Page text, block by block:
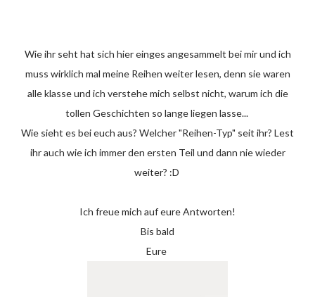
Wie ihr seht hat sich hier einges angesammelt bei mir und ich
muss wirklich mal meine Reihen weiter lesen, denn sie waren
alle klasse und ich verstehe mich selbst nicht, warum ich die
tollen Geschichten so lange liegen lasse...
Wie sieht es bei euch aus? Welcher "Reihen-Typ" seit ihr? Lest
ihr auch wie ich immer den ersten Teil und dann nie wieder
weiter? :D
Ich freue mich auf eure Antworten!
Bis bald
Eure